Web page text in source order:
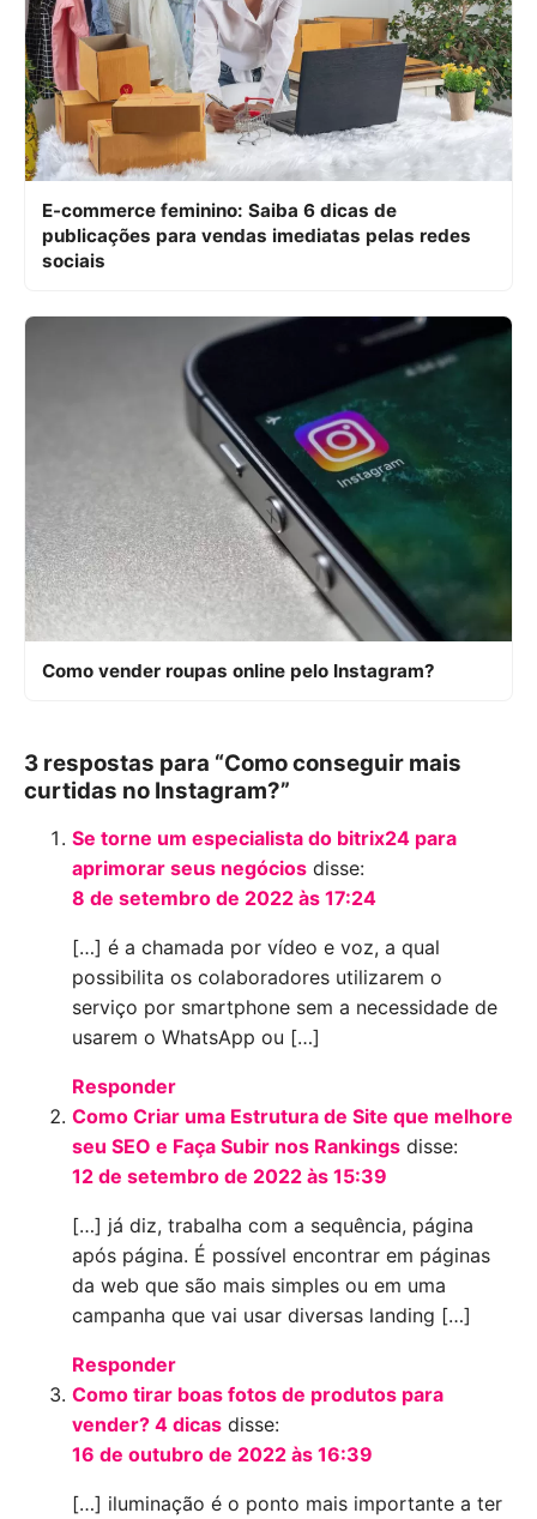
E-commerce feminino: Saiba 6 dicas de
publicações para vendas imediatas pelas redes
sociais
Como vender roupas online pelo Instagram?
3 respostas para “Como conseguir mais
curtidas no Instagram?”
Se torne um especialista do bitrix24 para
aprimorar seus negócios disse:
8 de setembro de 2022 às 17:24
[…] é a chamada por vídeo e voz, a qual
possibilita os colaboradores utilizarem o
serviço por smartphone sem a necessidade de
usarem o WhatsApp ou […]
Responder
Como Criar uma Estrutura de Site que melhore
seu SEO e Faça Subir nos Rankings disse:
12 de setembro de 2022 às 15:39
[…] já diz, trabalha com a sequência, página
após página. É possível encontrar em páginas
da web que são mais simples ou em uma
campanha que vai usar diversas landing […]
Responder
Como tirar boas fotos de produtos para
vender? 4 dicas disse:
16 de outubro de 2022 às 16:39
[…] iluminação é o ponto mais importante a ter